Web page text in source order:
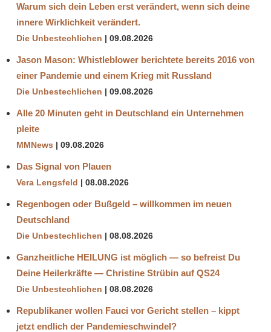
Warum sich dein Leben erst verändert, wenn sich deine
innere Wirklichkeit verändert.
Die Unbestechlichen 09.08.2026
Jason Mason: Whistleblower berichtete bereits 2016 von
einer Pandemie und einem Krieg mit Russland
Die Unbestechlichen 09.08.2026
Alle 20 Minuten geht in Deutschland ein Unternehmen
pleite
MMNews 09.08.2026
Das Signal von Plauen
Vera Lengsfeld 08.08.2026
Regenbogen oder Bußgeld – willkommen im neuen
Deutschland
Die Unbestechlichen 08.08.2026
Ganzheitliche HEILUNG ist möglich — so befreist Du
Deine Heilerkräfte — Christine Strübin auf QS24
Die Unbestechlichen 08.08.2026
Republikaner wollen Fauci vor Gericht stellen – kippt
jetzt endlich der Pandemieschwindel?